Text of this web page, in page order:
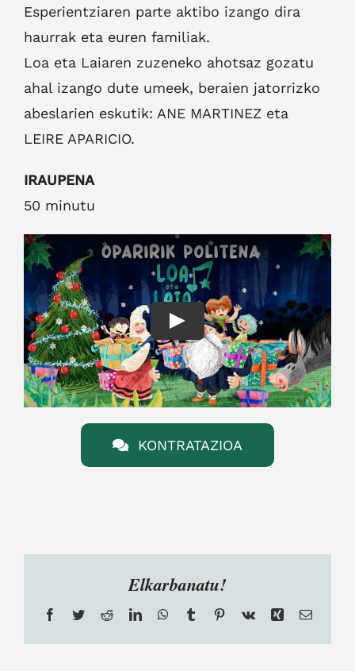
Esperientziaren parte aktibo izango dira
haurrak eta euren familiak.
Loa eta Laiaren zuzeneko ahotsaz gozatu
ahal izango dute umeek, beraien jatorrizko
abeslarien eskutik: ANE MARTINEZ eta
LEIRE APARICIO.
IRAUPENA
50 minutu
Play
KONTRATAZIOA
Elkarbanatu!
Facebook
TwitterRedditLinkedInWhatsApp
TumblrPinterest
Vk Xing Email